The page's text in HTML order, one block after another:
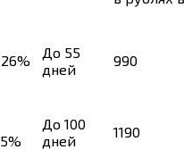
До 55
дней
990
До 100
дней
1190